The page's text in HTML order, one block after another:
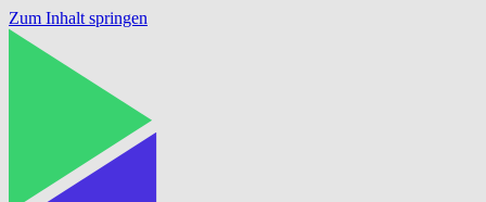
Zum Inhalt springen